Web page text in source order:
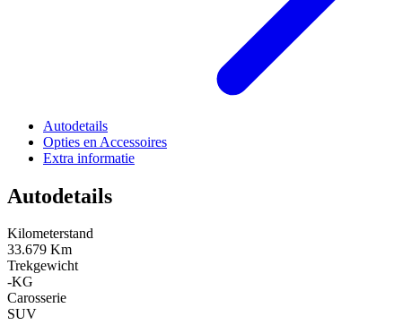
Autodetails
Opties en Accessoires
Extra informatie
Autodetails
Kilometerstand
33.679 Km
Trekgewicht
-KG
Carosserie
SUV